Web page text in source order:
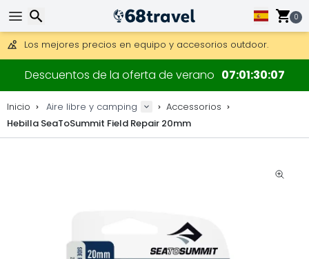
0
Envío DHL 1 día disponible.
30 días para devoluciones, 90 días para mapas de madera
Los mejores precios en equipo y accesorios outdoor.
Descuentos de la oferta de verano 07013007
Inicio Aire libre y camping
Accessorios
Hebilla SeaToSummit Field Repair 20mm
Buscar